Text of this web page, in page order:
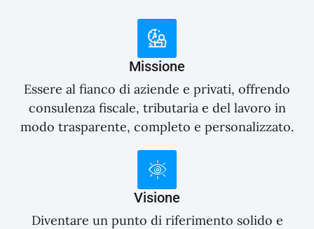
Missione
Essere al fianco di aziende e privati, offrendo
consulenza fiscale, tributaria e del lavoro in
modo trasparente, completo e personalizzato.
Visione
Diventare un punto di riferimento solido e